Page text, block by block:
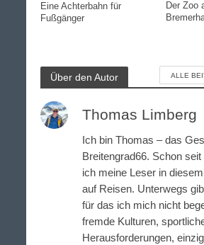
Eine Achterbahn für
Fußgänger
Der Zoo
Über den Autor ALLE
Thomas Limberg
Ich bin Thomas – das
Breitengrad66. Schon
ich meine Leser in
auf Reisen. Unterwegs
für das ich mich nicht
fremde Kulturen,
Herausforderungen,